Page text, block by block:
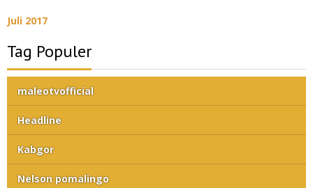
Juli 2017
Tag Populer
maleotvofficial
Headline
Kabgor
Nelson pomalingo